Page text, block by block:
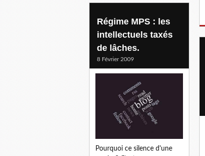
Régime MPS : les
intellectuels taxés
de lâches.
8 Février 2009
Pourquoi ce silence d'une